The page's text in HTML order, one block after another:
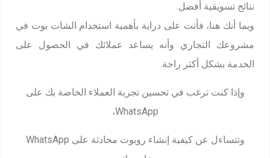
نتائج تسويقية أفضل.
ويما أنك هنا، فأنت على دراية بأهمية استخدام الشات بوت في
مشروعك التجاري وأنه يساعد عملائك في الحصول على
الخدمة بشكل أكثر راحة.
وإذا كنت ترغب في تحسين تجربة العملاء الخاصة بك على
WhatsApp،
وتتساءل عن كيفية إنشاء روبوت محادثة على WhatsApp